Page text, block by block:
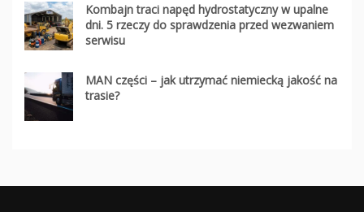
Kombajn traci napęd hydrostatyczny w upalne
dni. 5 rzeczy do sprawdzenia przed wezwaniem
serwisu
MAN części – jak utrzymać niemiecką jakość na
trasie?